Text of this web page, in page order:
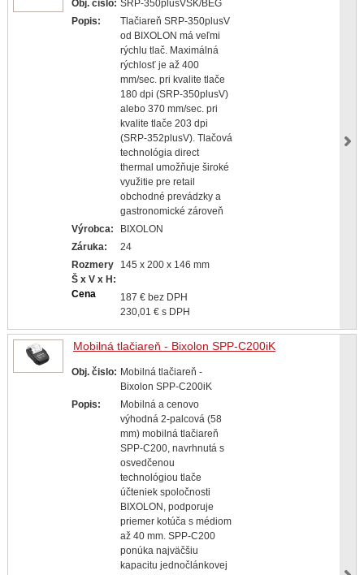
Obj. čislo: SRP-350plusVSK/BEG
Popis:
Tlačiareň SRP-350plusV
od BIXOLON má veľmi
rýchlu tlač. Maximálná
rýchlosť je až 400
mm/sec. pri kvalite tlače
180 dpi (SRP-350plusV)
alebo 370 mm/sec. pri
kvalite tlače 203 dpi
(SRP-352plusV). Tlačová
technológia direct
thermal umožňuje široké
využitie pre retail
obchodné prevádzky a
gastronomické zároveň
Výrobca:
BIXOLON
Záruka:
24
Rozmery
Š x V x H:
145 x 200 x 146 mm
Cena
187 € bez DPH
230,01 € s DPH
Mobilná tlačiareň - Bixolon SPP-C200iK
Obj. čislo: Mobilná tlačiareň -
Bixolon SPP-C200iK
Popis:
Mobilná a cenovo
výhodná 2-palcová (58
mm) mobilná tlačiareň
SPP-C200, navrhnutá s
osvedčenou
technológiou tlače
účteniek spoločnosti
BIXOLON, podporuje
priemer kotúča s médiom
až 40 mm. SPP-C200
ponúka najväčšiu
kapacitu jednočlánkovej